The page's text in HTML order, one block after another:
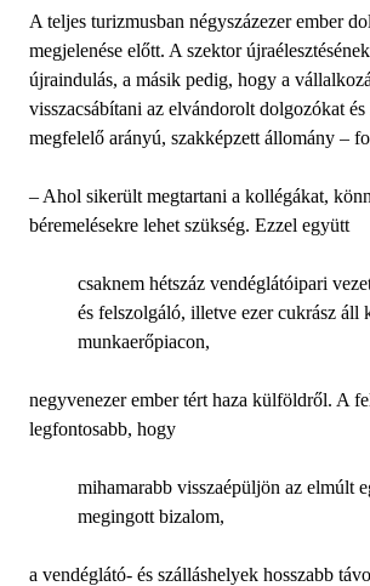
A teljes turizmusban négyszázezer ember
megjelenése előtt. A szektor
újraindulás, a másik pedig, hogy a
visszacsábítani az elvándorolt dolgozókat és
megfelelő arányú, szakképzett állomány –
– Ahol sikerült megtartani a kollégákat,
béremelésekre lehet szükség. Ezzel együtt
csaknem hétszáz vendéglátóipari
és felszolgáló, illetve ezer cukrász áll
munkaerőpiacon,
negyvenezer ember tért haza külföldről. A
legfontosabb, hogy
mihamarabb visszaépüljön az elmúlt
megingott bizalom,
a vendéglátó- és szálláshelyek hosszabb